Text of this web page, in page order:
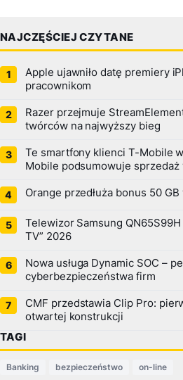
NAJCZĘŚCIEJ CZYTANE
Apple ujawniło datę premiery
pracownikom
Razer przejmuje
twórców na najwyższy bieg
Te smartfony klienci T-Mobile
Mobile podsumowuje sprzedaż
Orange przedłuża bonus 50
Telewizor Samsung QN65S99H
TV” 2026
Nowa usługa Dynamic SOC –
cyberbezpieczeństwa firm
CMF przedstawia Clip Pro:
otwartej konstrukcji
TAGI
Banking bezpieczeństwo on-line